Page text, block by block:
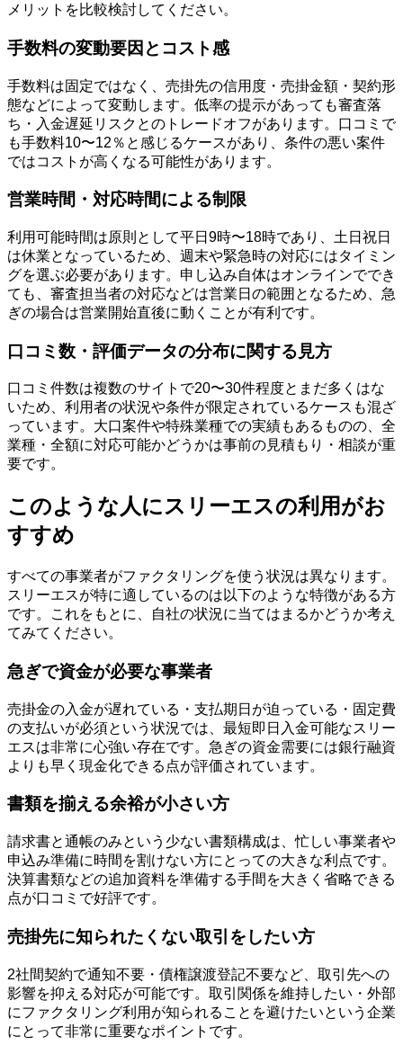
メリットを比較検討してください。
手数料の変動要因とコスト感
手数料は固定ではなく、売掛先の信用度・売掛金額・契約形
態などによって変動します。低率の提示があっても審査落
ち・入金遅延リスクとのトレードオフがあります。口コミで
も手数料10〜12％と感じるケースがあり、条件の悪い案件
ではコストが高くなる可能性があります。
営業時間・対応時間による制限
利用可能時間は原則として平日9時〜18時であり、土日祝日
は休業となっているため、週末や緊急時の対応にはタイミン
グを選ぶ必要があります。申し込み自体はオンラインででき
ても、審査担当者の対応などは営業日の範囲となるため、急
ぎの場合は営業開始直後に動くことが有利です。
口コミ数・評価データの分布に関する見方
口コミ件数は複数のサイトで20〜30件程度とまだ多くはな
いため、利用者の状況や条件が限定されているケースも混ざ
っています。大口案件や特殊業種での実績もあるものの、全
業種・全額に対応可能かどうかは事前の見積もり・相談が重
要です。
このような人にスリーエスの利用がお
すすめ
すべての事業者がファクタリングを使う状況は異なります。
スリーエスが特に適しているのは以下のような特徴がある方
です。これをもとに、自社の状況に当てはまるかどうか考え
てみてください。
急ぎで資金が必要な事業者
売掛金の入金が遅れている・支払期日が迫っている・固定費
の支払いが必須という状況では、最短即日入金可能なスリー
エスは非常に心強い存在です。急ぎの資金需要には銀行融資
よりも早く現金化できる点が評価されています。
書類を揃える余裕が小さい方
請求書と通帳のみという少ない書類構成は、忙しい事業者や
申込み準備に時間を割けない方にとっての大きな利点です。
決算書類などの追加資料を準備する手間を大きく省略できる
点が口コミで好評です。
売掛先に知られたくない取引をしたい方
2社間契約で通知不要・債権譲渡登記不要など、取引先への
影響を抑える対応が可能です。取引関係を維持したい・外部
にファクタリング利用が知られることを避けたいという企業
にとって非常に重要なポイントです。